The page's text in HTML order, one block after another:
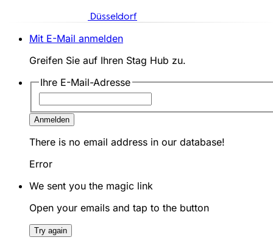
Düsseldorf
Mit E-Mail anmelden
Greifen Sie auf Ihren Stag Hub zu.
Ihre E-Mail-Adresse
Anmelden
There is no email address in our database!
Error
We sent you the magic link
Open your emails and tap to the button
Try again